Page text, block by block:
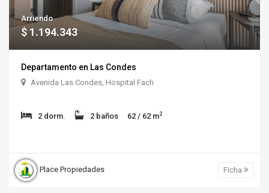
Arriendo
$ 1.194.343
Departamento en Las Condes
Avenida Las Condes, Hospital Fach
2 dorm. 2 baños 62 / 62 m2
Place Propiedades Ficha